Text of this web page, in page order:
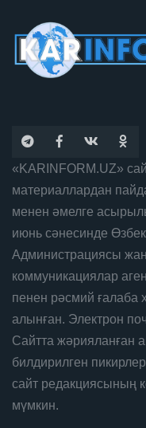
«KARINFORM.UZ»
материаллардан
менен әмелге
июнь сәнесинде
Администрациясы
коммуникациялар
пенен рәсмий ғалаба
алынған. Электрон
Сайтта жәрияланған
билдирилген
сайт редакциясының
мүмкин.